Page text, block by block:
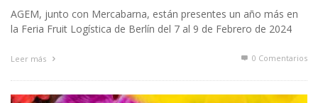
AGEM, junto con Mercabarna, están presentes un año más en
la Feria Fruit Logística de Berlín del 7 al 9 de Febrero de 2024
Leer más 0 Comentarios